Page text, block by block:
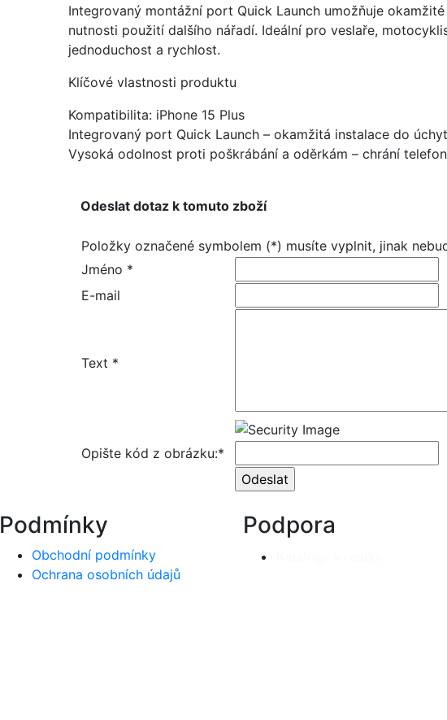
Integrovaný montážní port Quick Launch umožňuje
nutnosti použití dalšího nářadí. Ideální pro veslaře,
jednoduchost a rychlost.
Klíčové vlastnosti produktu
Kompatibilita: iPhone 15 Plus
Integrovaný port Quick Launch – okamžitá instalace do
Vysoká odolnost proti poškrábání a oděrkám – chrání
Odeslat dotaz k tomuto zboží
Položky označené symbolem (*) musíte vyplnit, jinak
Jméno *
E-mail
Text *
Opište kód z obrázku:*
Podmínky
Obchodní podmínky
Ochrana osobních údajů
Podpora